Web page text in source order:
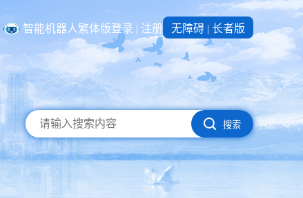
智能机器人繁体版登录 | 注册 无障碍 | 长者版
搜索